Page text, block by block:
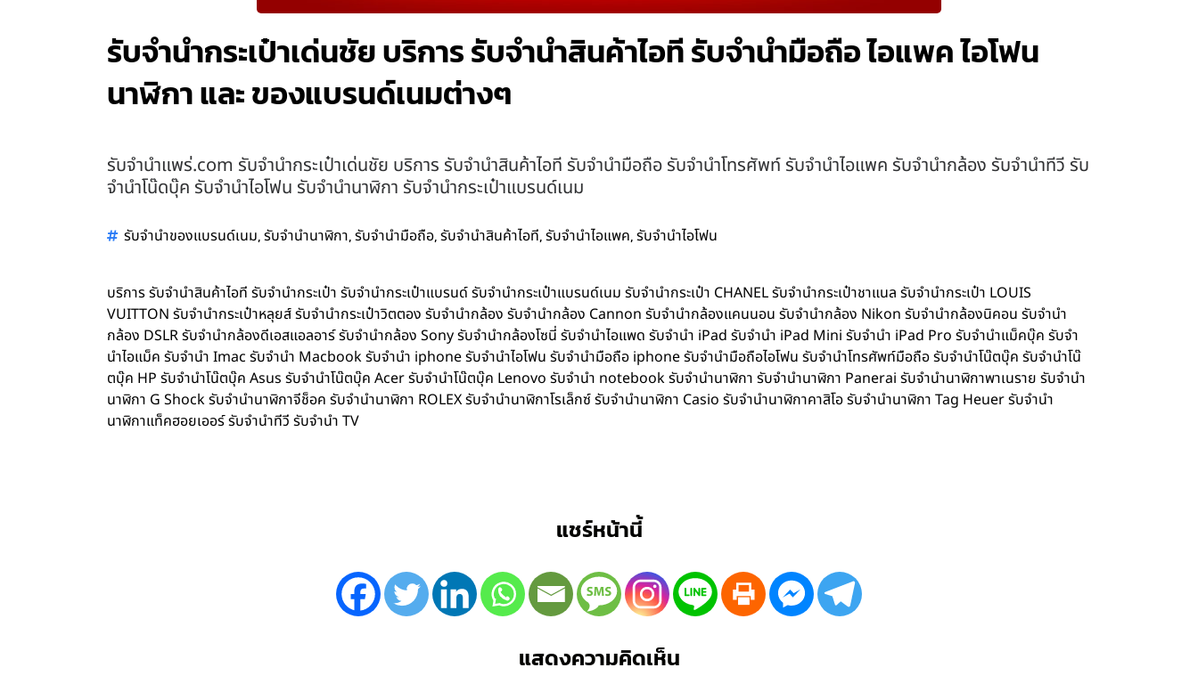
รับจำนำกระเป๋าเด่นชัย บริการ รับจำนำสินค้าไอที รับจำนำมือถือ ไอแพค ไอโฟน
นาฬิกา และ ของแบรนด์เนมต่างๆ
รับจํานําแพร่.com รับจำนำกระเป๋าเด่นชัย บริการ รับจำนำสินค้าไอที รับจำนำมือถือ รับจำนำโทรศัพท์ รับจำนำไอแพค รับจำนำกล้อง รับจำนำทีวี รับ
จำนำโน๊ดบุ๊ค รับจำนำไอโฟน รับจำนำนาฬิกา รับจำนำกระเป๋าแบรนด์เนม
รับจำนำของแบรนด์เนม,รับจำนำนาฬิกา,รับจำนำมือถือ,รับจำนำสินค้าไอที,รับจำนำไอแพค,รับจำนำไอโฟน
บริการ รับจำนำสินค้าไอที รับจำนำกระเป๋า รับจำนำกระเป๋าแบรนด์ รับจำนำกระเป๋าแบรนด์เนม รับจำนำกระเป๋า CHANEL รับจำนำกระเป๋าชาแนล รับจำนำกระเป๋า LOUIS
VUITTON รับจำนำกระเป๋าหลุยส์ รับจำนำกระเป๋าวิตตอง รับจำนำกล้อง รับจำนำกล้อง Cannon รับจำนำกล้องแคนนอน รับจำนำกล้อง Nikon รับจำนำกล้องนิคอน รับจำนำ
กล้อง DSLR รับจำนำกล้องดีเอสแอลอาร์ รับจำนำกล้อง Sony รับจำนำกล้องโซนี่ รับจำนำไอแพด รับจำนำ iPad รับจำนำ iPad Mini รับจำนำ iPad Pro รับจำนำแม็คบุ๊ค รับจำ
นำไอแม็ค รับจำนำ Imac รับจำนำ Macbook รับจำนำ iphone รับจำนำไอโฟน รับจำนำมือถือ iphone รับจำนำมือถือไอโฟน รับจำนำโทรศัพท์มือถือ รับจำนำโน๊ตบุ๊ค รับจำนำโน๊
ตบุ๊ค HP รับจำนำโน๊ตบุ๊ค Asus รับจำนำโน๊ตบุ๊ค Acer รับจำนำโน๊ตบุ๊ค Lenovo รับจำนำ notebook รับจำนำนาฬิกา รับจำนำนาฬิกา Panerai รับจำนำนาฬิกาพาเนราย รับจำนำ
นาฬิกา G Shock รับจำนำนาฬิกาจีช็อค รับจำนำนาฬิกา ROLEX รับจำนำนาฬิกาโรเล็กซ์ รับจำนำนาฬิกา Casio รับจำนำนาฬิกาคาสิโอ รับจำนำนาฬิกา Tag Heuer รับจำนำ
นาฬิกาแท็คฮอยเออร์ รับจำนำทีวี รับจำนำ TV
แชร์หน้านี้
แสดงความคิดเห็น